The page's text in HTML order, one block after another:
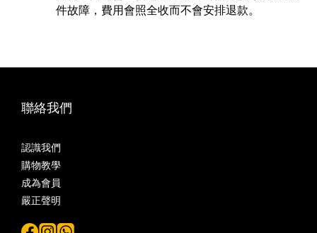
件故障，費用會照全收而不會安排退款。
聯絡我們
認識我們
購物教學
成為會員
嚴正聲明